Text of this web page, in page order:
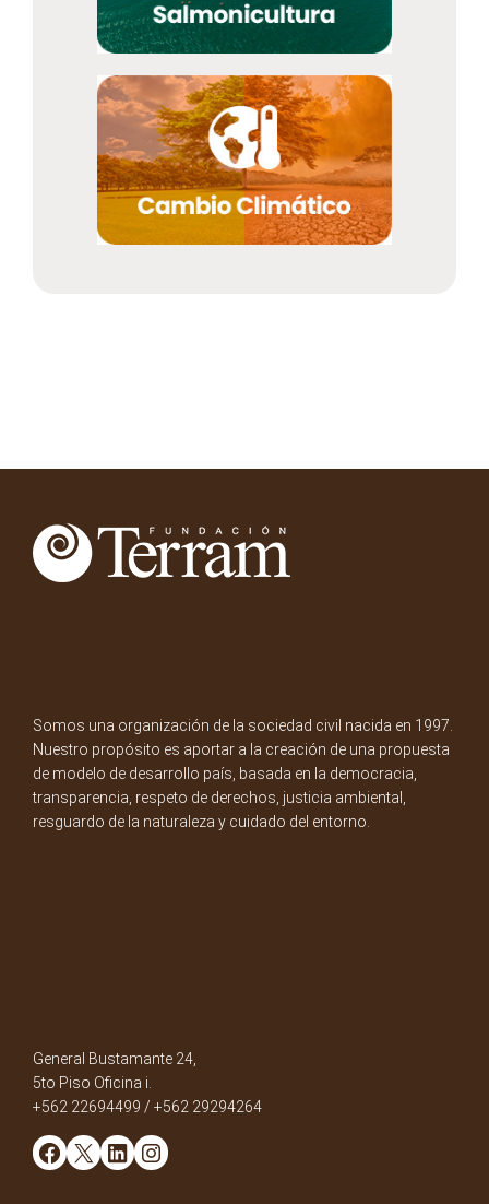
Somos una organización de la sociedad civil nacida en 1997.
Nuestro propósito es aportar a la creación de una propuesta
de modelo de desarrollo país, basada en la democracia,
transparencia, respeto de derechos, justicia ambiental,
resguardo de la naturaleza y cuidado del entorno.
General Bustamante 24,
5to Piso Oficina i.
+562 22694499 / +562 29294264